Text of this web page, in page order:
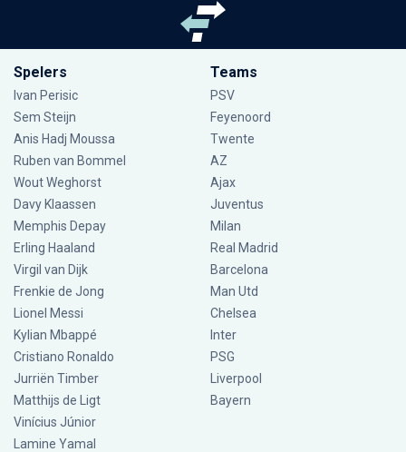
Spelers
Ivan Perisic
Sem Steijn
Anis Hadj Moussa
Ruben van Bommel
Wout Weghorst
Davy Klaassen
Memphis Depay
Erling Haaland
Virgil van Dijk
Frenkie de Jong
Lionel Messi
Kylian Mbappé
Cristiano Ronaldo
Jurriën Timber
Matthijs de Ligt
Vinícius Júnior
Lamine Yamal
Teams
PSV
Feyenoord
Twente
AZ
Ajax
Juventus
Milan
Real Madrid
Barcelona
Man Utd
Chelsea
Inter
PSG
Liverpool
Bayern